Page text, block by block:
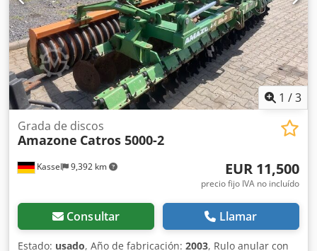
1 /3
Kassel 9,392 km
Grada de discos
Amazone Catros 5000-2
EUR 11,500
precio fijo IVA no incluído
Consultar Llamar
Estado: usado, Año de fabricación: 2003, Rulo anular con